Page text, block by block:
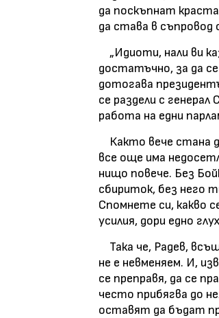
да поскъпнат
да става в съпровод
„Идиоти, нали ви
достатъчно, за да
дотогава
се раздели с
работа на едни
Както вече стана
все още има
нищо повече. Без
сбириток, без него
Спомнете си, какво
усилия, дори едно
Така че, Радев,
не е невменяем. И,
се преправя, да се
често прибягва до
оставят да бъдат